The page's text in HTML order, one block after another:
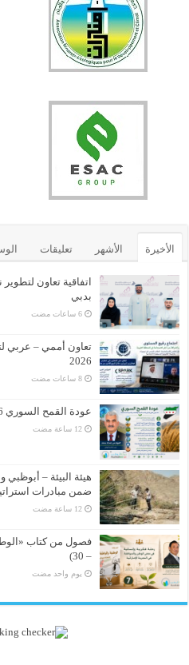
الأخيرة الأشهر تعليقات
اتفاقية تعاون
بدبي
تعاون أممي – عربي
2026
عودة القمح السوري 2026
هيئة البيئة – أبوظبي
ضمن مبادرات
– 30)
‏يوم واحد مضت